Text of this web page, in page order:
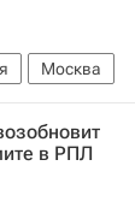
Москва
в РПЛ